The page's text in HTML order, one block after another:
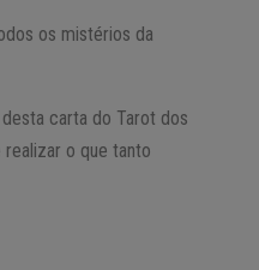
os mistérios da
carta do Tarot dos
realizar o que tanto